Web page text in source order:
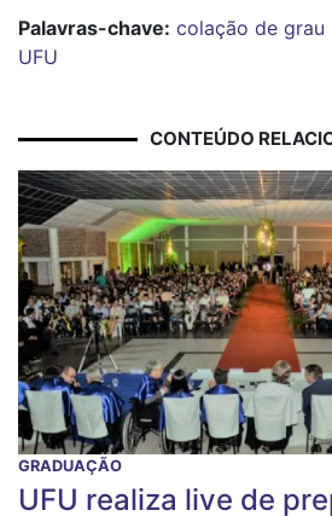
Palavras-chave: colação de grau
UFU
CONTEÚDO
GRADUAÇÃO
UFU realiza live de